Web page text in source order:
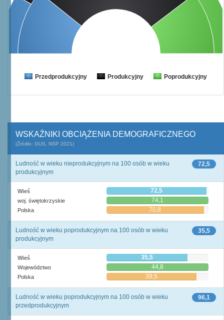
Przedprodukcyjny Produkcyjny Poprodukcyjny
WSKAŹNIKI OBCIĄŻENIA DEMOGRAFICZNEGO
(Źródło: GUS, NSP 2021)
72,5
Ludność w wieku nieprodukcyjnym na 100 osób w wieku
produkcyjnym
Wieś 72,5
woj. świętokrzyskie 74,1
Polska 70,8
35,5
Ludność w wieku poprodukcyjnym na 100 osób w wieku
produkcyjnym
Wieś 35,5
Województwo 44,8
Polska 39,5
96,1
Ludność w wieku poprodukcyjnym na 100 osób w wieku
przedprodukcyjnym